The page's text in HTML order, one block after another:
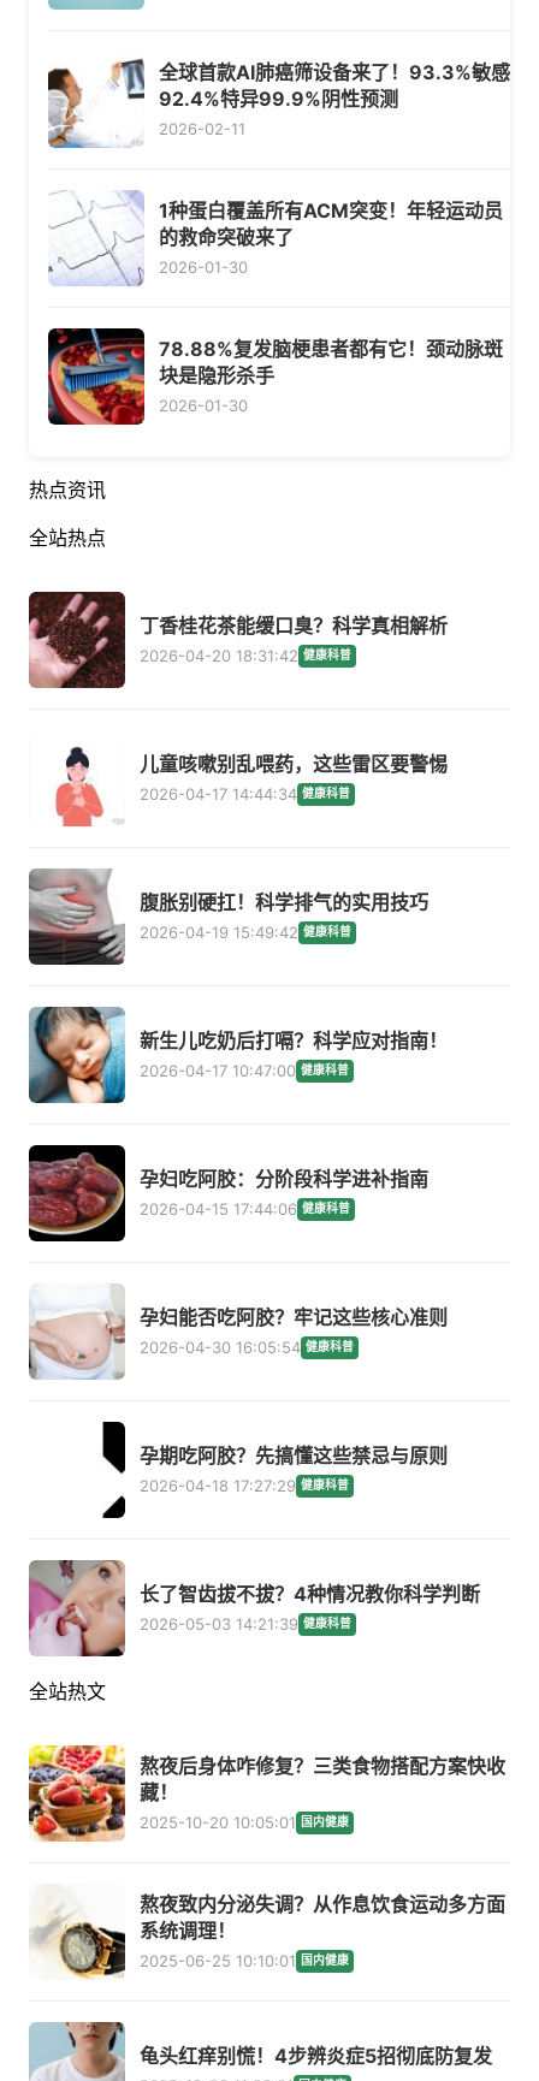
全球首款AI肺癌筛设备来了！93.3%敏感
92.4%特异99.9%阴性预测
2026-02-11
1种蛋白覆盖所有ACM突变！年轻运动员
的救命突破来了
2026-01-30
78.88%复发脑梗患者都有它！颈动脉斑
块是隐形杀手
2026-01-30
热点资讯
全站热点
丁香桂花茶能缓口臭？科学真相解析
2026-04-20 18:31:42 健康科普
儿童咳嗽别乱喂药，这些雷区要警惕
2026-04-17 14:44:34 健康科普
腹胀别硬扛！科学排气的实用技巧
2026-04-19 15:49:42 健康科普
新生儿吃奶后打嗝？科学应对指南！
2026-04-17 10:47:00 健康科普
孕妇吃阿胶：分阶段科学进补指南
2026-04-15 17:44:06 健康科普
孕妇能否吃阿胶？牢记这些核心准则
2026-04-30 16:05:54 健康科普
孕期吃阿胶？先搞懂这些禁忌与原则
2026-04-18 17:27:29 健康科普
长了智齿拔不拔？4种情况教你科学判断
2026-05-03 14:21:39 健康科普
全站热文
熬夜后身体咋修复？三类食物搭配方案快收
藏！
2025-10-20 10:05:01 国内健康
熬夜致内分泌失调？从作息饮食运动多方面
系统调理！
2025-06-25 10:10:01 国内健康
龟头红痒别慌！4步辨炎症5招彻底防复发